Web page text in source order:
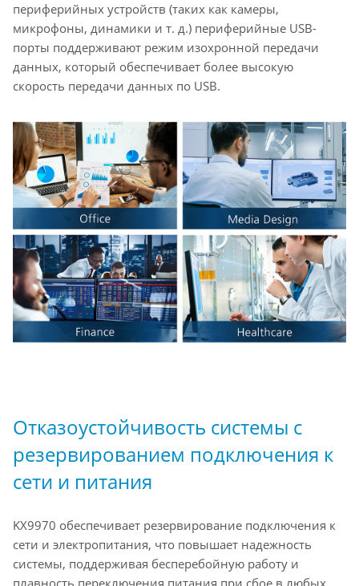
периферийных устройств (таких как камеры,
микрофоны, динамики и т. д.) периферийные USB-
порты поддерживают режим изохронной передачи
данных, который обеспечивает более высокую
скорость передачи данных по USB.
Отказоустойчивость системы с
резервированием подключения к
сети и питания
KX9970 обеспечивает резервирование подключения к
сети и электропитания, что повышает надежность
системы, поддерживая бесперебойную работу и
плавность переключения питания при сбое в любых